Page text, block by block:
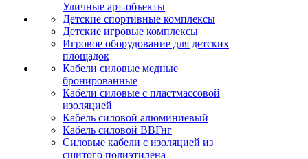
Уличные арт-объекты
Детские спортивные комплексы
Детские игровые комплексы
Игровое оборудование для детских
площадок
Кабели силовые медные
бронированные
Кабели силовые с пластмассовой
изоляцией
Кабель силовой алюминиевый
Кабель силовой ВВГнг
Силовые кабели с изоляцией из
сшитого полиэтилена